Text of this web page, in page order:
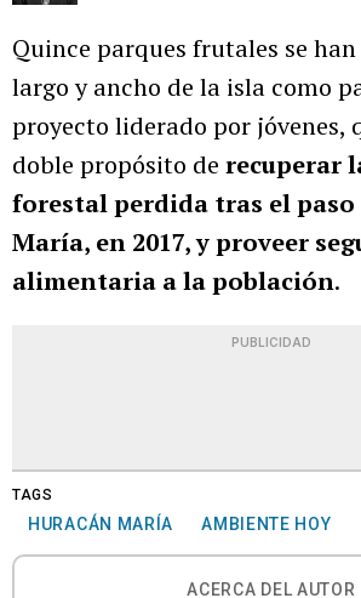
Quince parques frutales se
largo y ancho de la isla como
proyecto liderado por jóvenes,
doble propósito de recuperar
forestal perdida tras el
María, en 2017, y proveer
alimentaria a la población.
PUBLICIDAD
TAGS
HURACÁN MARÍA AMBIENTE HOY
ACERCA DEL AUTOR